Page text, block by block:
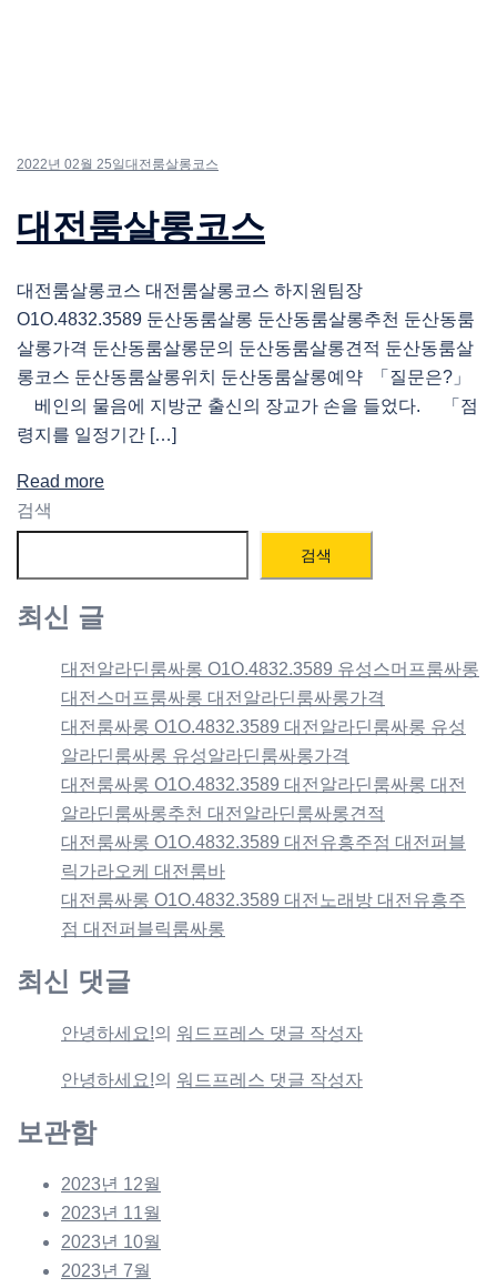
2022년 02월 25일 대전룸살롱코스
대전룸살롱코스
대전룸살롱코스 대전룸살롱코스 하지원팀장
O1O.4832.3589 둔산동룸살롱 둔산동룸살롱추천 둔산동룸
살롱가격 둔산동룸살롱문의 둔산동룸살롱견적 둔산동룸살
롱코스 둔산동룸살롱위치 둔산동룸살롱예약 「질문은?」
베인의 물음에 지방군 출신의 장교가 손을 들었다. 「점
령지를 일정기간 […]
Read more
검색
검색
최신 글
대전알라딘룸싸롱 O1O.4832.3589 유성스머프룸싸롱
대전스머프룸싸롱 대전알라딘룸싸롱가격
대전룸싸롱 O1O.4832.3589 대전알라딘룸싸롱 유성
알라딘룸싸롱 유성알라딘룸싸롱가격
대전룸싸롱 O1O.4832.3589 대전알라딘룸싸롱 대전
알라딘룸싸롱추천 대전알라딘룸싸롱견적
대전룸싸롱 O1O.4832.3589 대전유흥주점 대전퍼블
릭가라오케 대전룸바
대전룸싸롱 O1O.4832.3589 대전노래방 대전유흥주
점 대전퍼블릭룸싸롱
최신 댓글
안녕하세요!의 워드프레스 댓글 작성자
안녕하세요!의 워드프레스 댓글 작성자
보관함
2023년 12월
2023년 11월
2023년 10월
2023년 7월